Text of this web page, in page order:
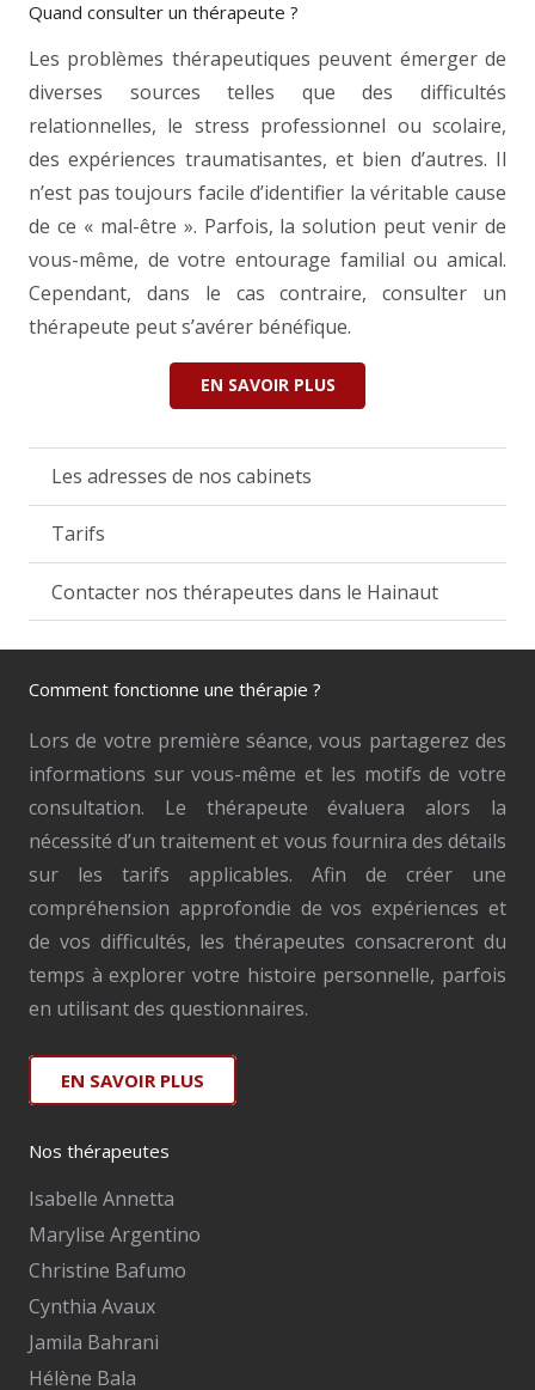
Quand consulter un thérapeute ?
Les problèmes thérapeutiques peuvent émerger de
diverses sources telles que des difficultés
relationnelles, le stress professionnel ou scolaire,
des expériences traumatisantes, et bien d’autres. Il
n’est pas toujours facile d’identifier la véritable cause
de ce « mal-être ». Parfois, la solution peut venir de
vous-même, de votre entourage familial ou amical.
Cependant, dans le cas contraire, consulter un
thérapeute peut s’avérer bénéfique.
EN SAVOIR PLUS
Les adresses de nos cabinets
Tarifs
Contacter nos thérapeutes dans le Hainaut
Comment fonctionne une thérapie ?
Lors de votre première séance, vous partagerez des
informations sur vous-même et les motifs de votre
consultation. Le thérapeute évaluera alors la
nécessité d’un traitement et vous fournira des détails
sur les tarifs applicables. Afin de créer une
compréhension approfondie de vos expériences et
de vos difficultés, les thérapeutes consacreront du
temps à explorer votre histoire personnelle, parfois
en utilisant des questionnaires.
EN SAVOIR PLUS
Nos thérapeutes
Isabelle Annetta
Marylise Argentino
Christine Bafumo
Cynthia Avaux
Jamila Bahrani
Hélène Bala